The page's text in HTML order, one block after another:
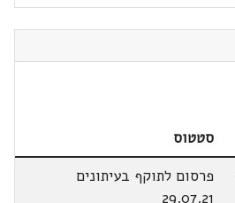
סטטוס
פרסום לתוקף בעיתונים
29.07.21